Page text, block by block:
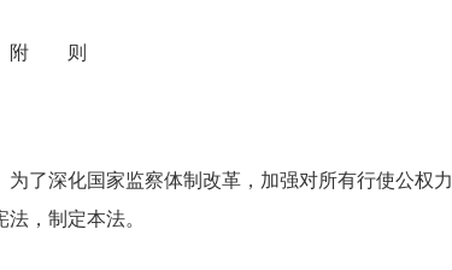
附 则
深化国家监察体制改革，加强对所有行使公权力
，制定本法。